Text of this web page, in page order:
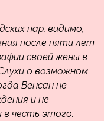
пар, видимо,
после пяти лет
своей жены в
о возможном
Венсан не
и не
честь этого.